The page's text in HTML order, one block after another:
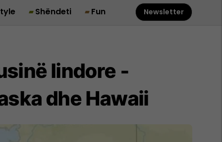
Shëndeti Fun Newsletter
lindore -
dhe Hawaii